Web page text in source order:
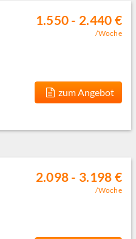
1.550 - 2.440 €
/Woche
zum Angebot
2.098 - 3.198 €
/Woche